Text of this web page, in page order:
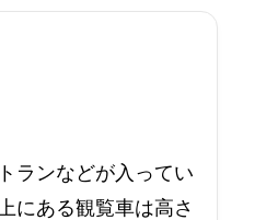
ランなどが入ってい
にある観覧車は高さ